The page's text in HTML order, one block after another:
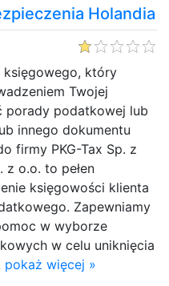
Holandia
księgowego, który
Twojej
porady podatkowej lub
innego dokumentu
firmy PKG-Tax Sp. z
z o.o. to pełen
księgowości klienta
Zapewniamy
w wyborze
w celu uniknięcia
pokaż więcej »